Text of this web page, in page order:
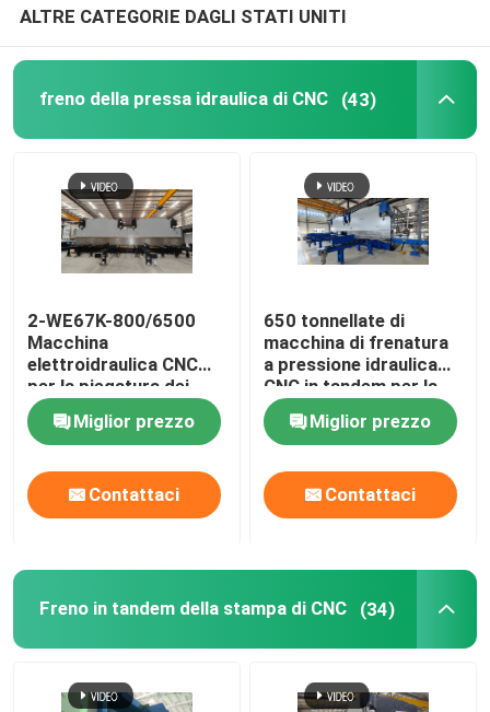
ALTRE CATEGORIE DAGLI STATI UNITI
freno della pressa idraulica di CNC (43)
2-WE67K-800/6500
Macchina
elettroidraulica CNC
per la piegatura dei
freni
Miglior prezzo
Contattaci
650 tonnellate di
macchina di frenatura
a pressione idraulica
CNC in tandem per la
produzione di pali
leggeri e alberi
Miglior prezzo
Contattaci
Freno in tandem della stampa di CNC (34)